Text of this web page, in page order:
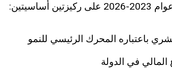
باعتباره المحرك الرئيسي للنمو
المالي في الدولة